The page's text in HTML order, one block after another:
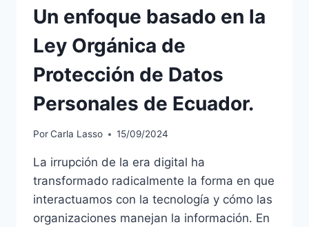
Un enfoque basado en la
Ley Orgánica de
Protección de Datos
Personales de Ecuador.
PorCarla Lasso 15/09/2024
La irrupción de la era digital ha
transformado radicalmente la forma en que
interactuamos con la tecnología y cómo las
organizaciones manejan la información. En